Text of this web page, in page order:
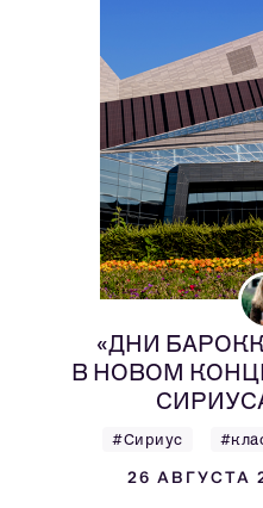
«ДНИ
В НОВОМ
#Сириус
26 АВГУСТА